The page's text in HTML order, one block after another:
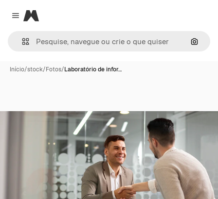
Close menu
Magnific
Início/stock/Fotos/Laboratório de infor…